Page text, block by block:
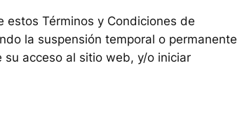
Términos y Condiciones de
la suspensión temporal o permanente
acceso al sitio web, y/o iniciar